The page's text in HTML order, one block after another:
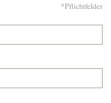
*Pflichtfelder